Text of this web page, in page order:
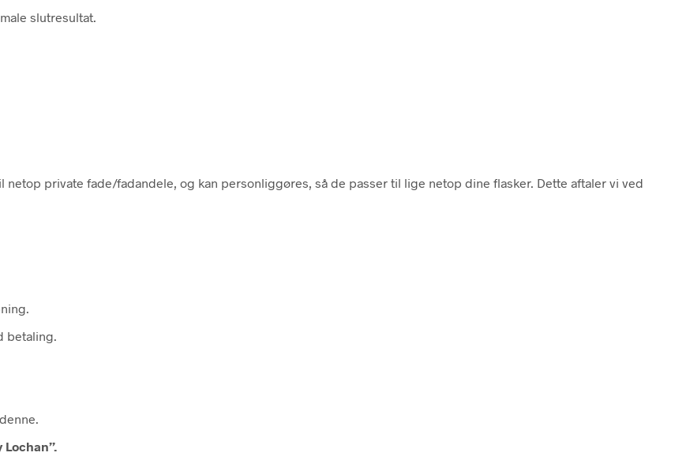
slutresultat.
netop private fade/fadandele, og kan personliggøres, så de passer til lige netop dine flasker. Dette aftaler vi ved
betaling.